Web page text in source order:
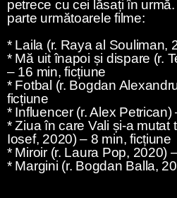
petrece cu cei lăsați în
parte următoarele filme:
* Laila (r. Raya al Souliman,
* Mă uit înapoi și dispare (r.
– 16 min, ficțiune
* Fotbal (r. Bogdan
ficțiune
* Influencer (r. Alex
* Ziua în care Vali și-a mutat
Iosef, 2020) – 8 min, ficțiune
* Miroir (r. Laura Pop, 2020)
* Margini (r. Bogdan Balla,